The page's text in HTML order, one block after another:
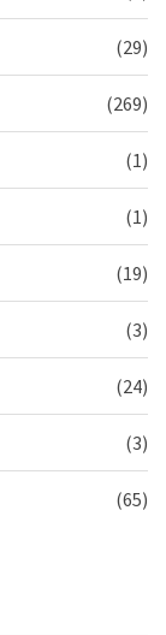
(29)
(269)
(1)
(1)
(19)
(3)
(24)
(3)
(65)